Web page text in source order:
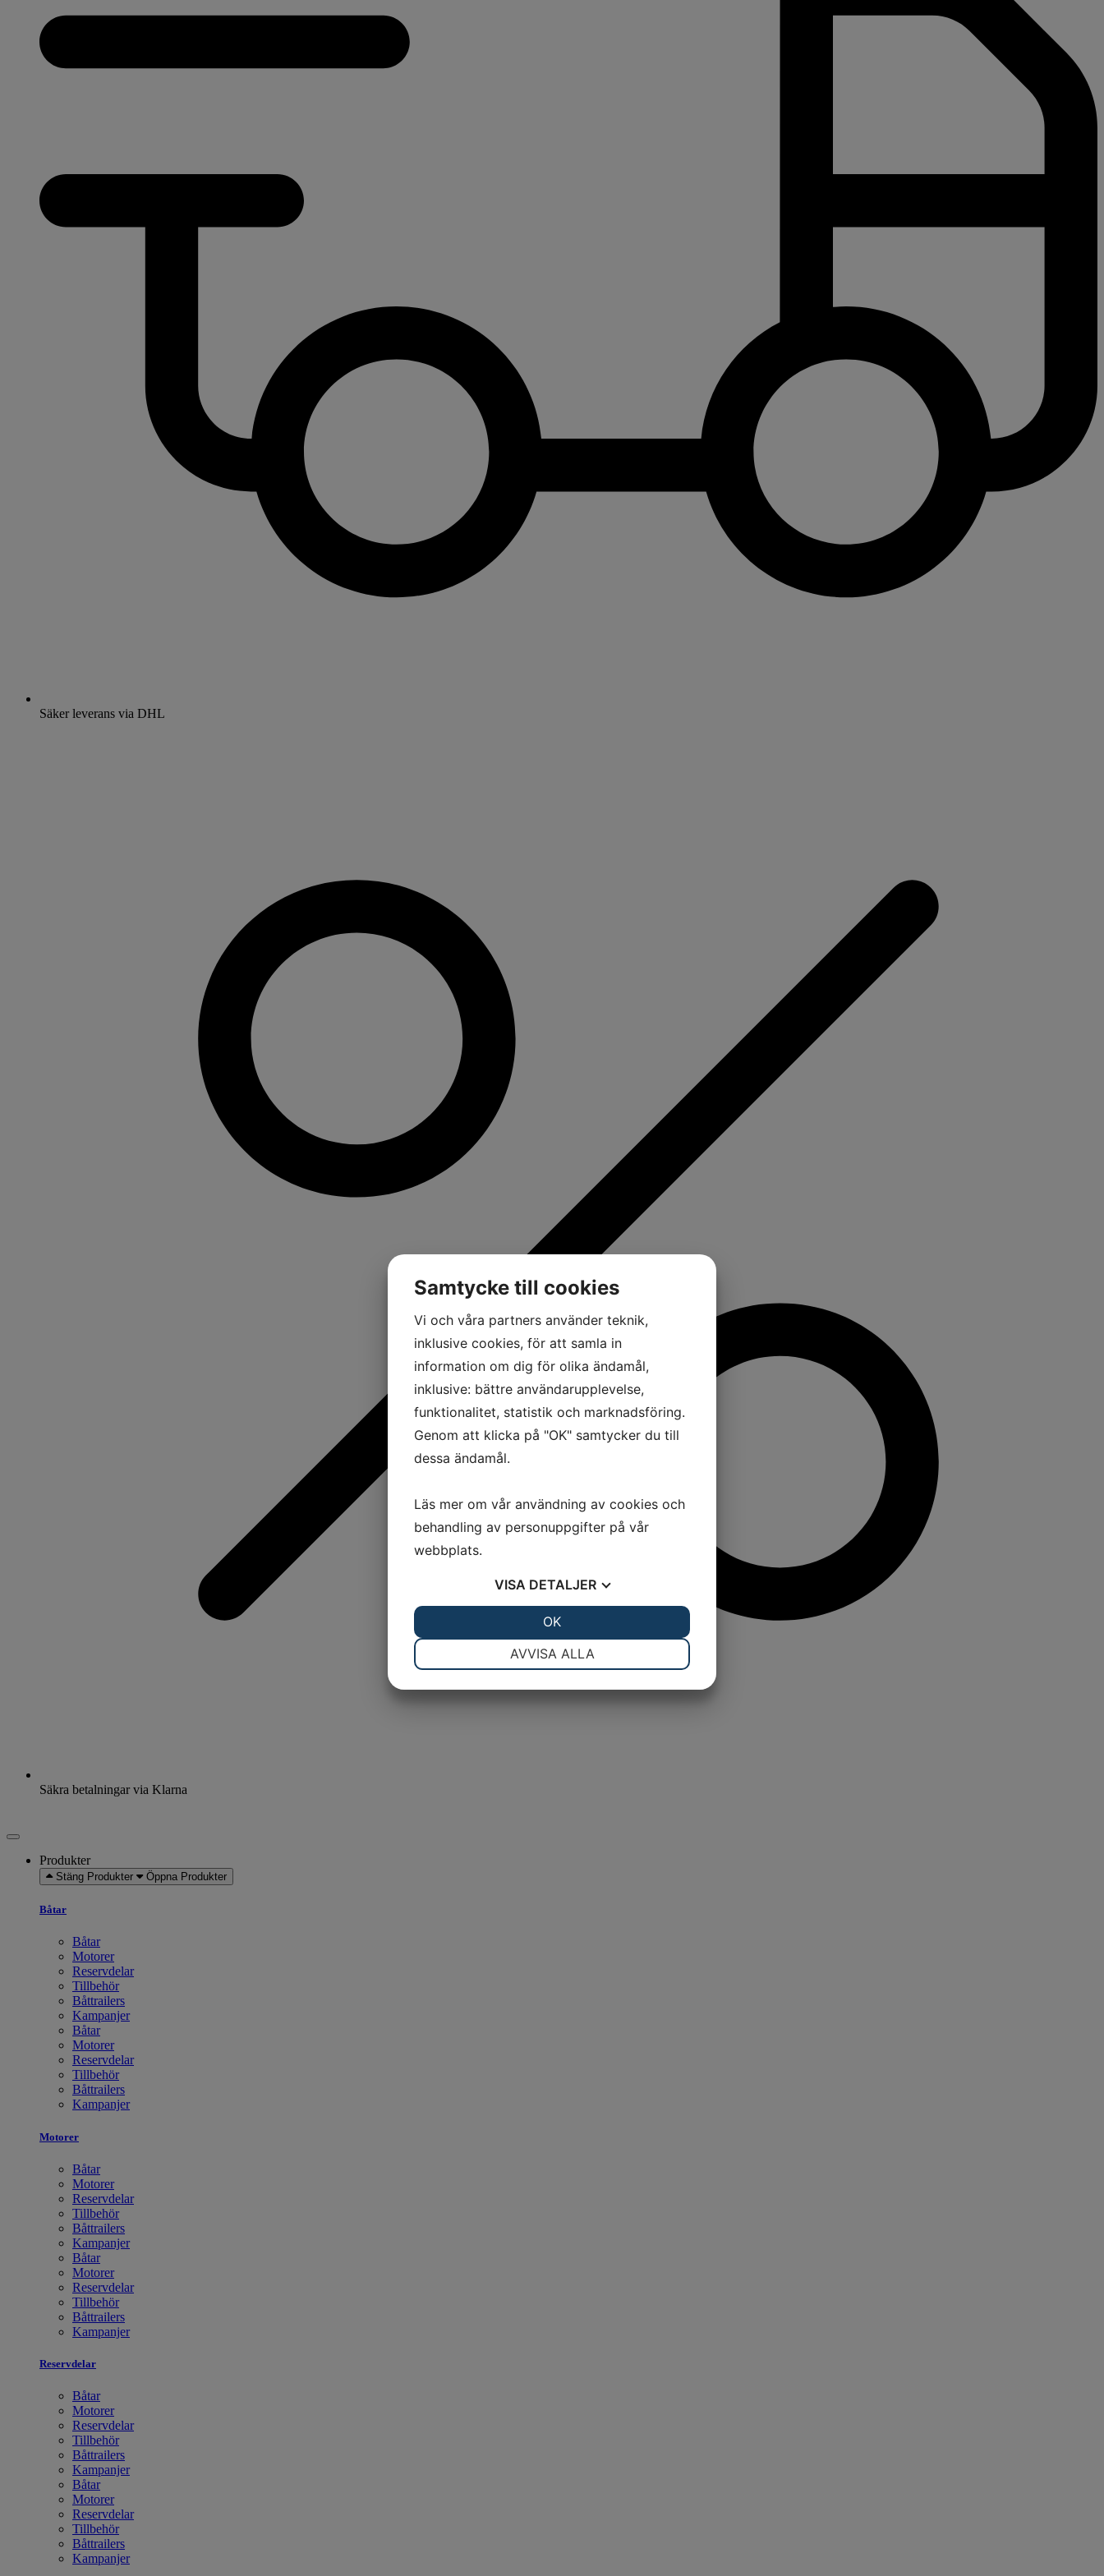
Säker leverans via DHL
Säkra betalningar via Klarna
Produkter
Stäng Produkter Öppna Produkter
Båtar
Båtar
Motorer
Reservdelar
Tillbehör
Båttrailers
Kampanjer
Båtar
Motorer
Reservdelar
Tillbehör
Båttrailers
Kampanjer
Motorer
Båtar
Motorer
Reservdelar
Tillbehör
Båttrailers
Kampanjer
Båtar
Motorer
Reservdelar
Tillbehör
Båttrailers
Kampanjer
Reservdelar
Båtar
Motorer
Reservdelar
Tillbehör
Båttrailers
Kampanjer
Båtar
Motorer
Reservdelar
Tillbehör
Båttrailers
Kampanjer
Samtycke till cookies
Vi och våra partners använder teknik,
inklusive cookies, för att samla in
information om dig för olika ändamål,
inklusive: bättre användarupplevelse,
funktionalitet, statistik och marknadsföring.
Genom att klicka på "OK" samtycker du till
dessa ändamål.
Läs mer om vår användning av cookies och
behandling av personuppgifter på vår
webbplats.
VISA DETALJER
AVVISA ALLA
OK